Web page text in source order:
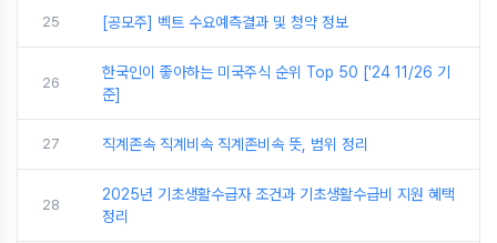
25 [공모주] 벡트 수요예측결과 및 청약 정보
26
한국인이 좋아하는 미국주식 순위 Top 50 ['24 11/26 기
준]
27 직계존속 직계비속 직계존비속 뜻, 범위 정리
28
2025년 기초생활수급자 조건과 기초생활수급비 지원 혜택
정리